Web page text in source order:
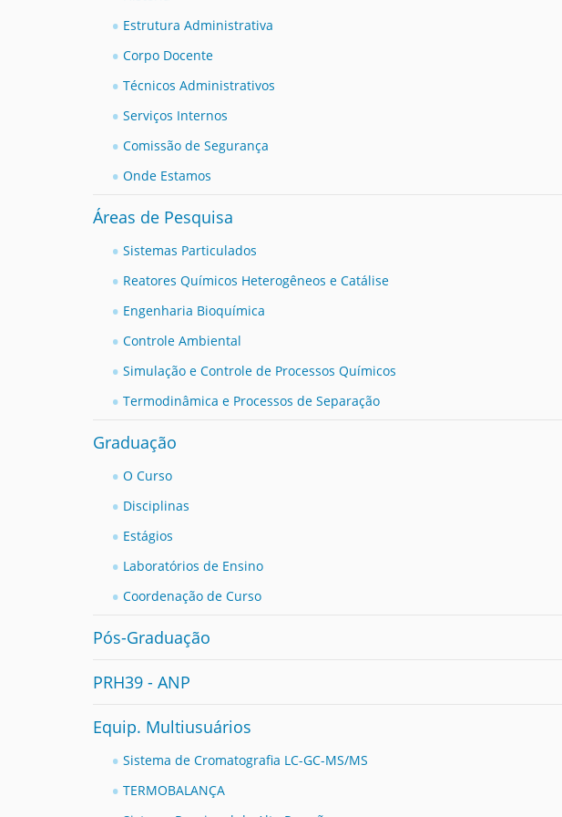
Estrutura Administrativa
Corpo Docente
Técnicos Administrativos
Serviços Internos
Comissão de Segurança
Onde Estamos
Áreas de Pesquisa
Sistemas Particulados
Reatores Químicos Heterogêneos e Catálise
Engenharia Bioquímica
Controle Ambiental
Simulação e Controle de Processos Químicos
Termodinâmica e Processos de Separação
Graduação
O Curso
Disciplinas
Estágios
Laboratórios de Ensino
Coordenação de Curso
Pós-Graduação
PRH39 - ANP
Equip. Multiusuários
Sistema de Cromatografia LC-GC-MS/MS
TERMOBALANÇA